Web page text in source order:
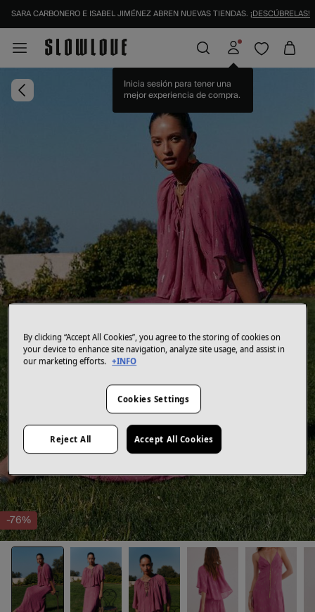
SARA CARBONERO E ISABEL JIMÉNEZ ABREN NUEVAS TIENDAS. ¡DESCÚBRELAS!
Inicia sesión para tener una
mejor experiencia de compra.
-76%
By clicking “Accept All Cookies”, you agree to the storing of cookies on
your device to enhance site navigation, analyze site usage, and assist in
our marketing efforts. +INFO
Cookies Settings
Reject All Accept All Cookies